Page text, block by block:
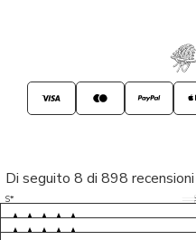
Di seguito 8 di 898
S* 5/5
LP 5/5
M* 5/5